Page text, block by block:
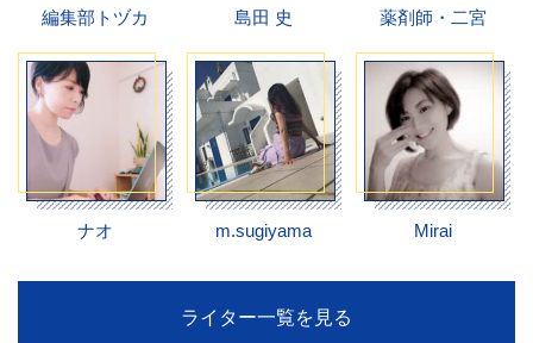
編集部トヅカ 島田 史 薬剤師・二宮
ナオ m.sugiyama Mirai
ライター一覧を見る